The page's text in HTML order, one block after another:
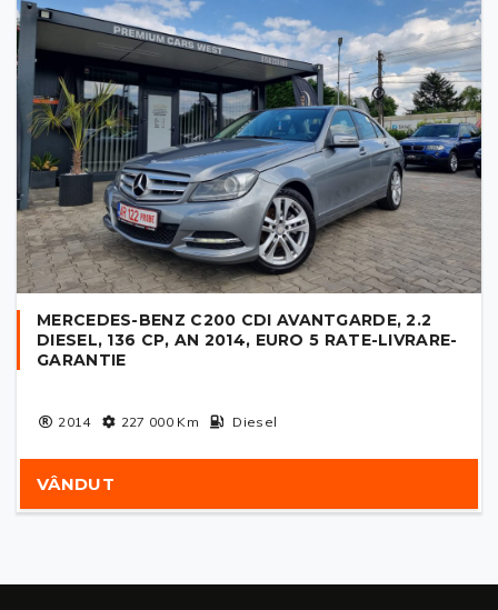
MERCEDES-BENZ C200 CDI AVANTGARDE, 2.2
DIESEL, 136 CP, AN 2014, EURO 5 RATE-LIVRARE-
GARANTIE
2014 227 000Km Diesel
VÂNDUT